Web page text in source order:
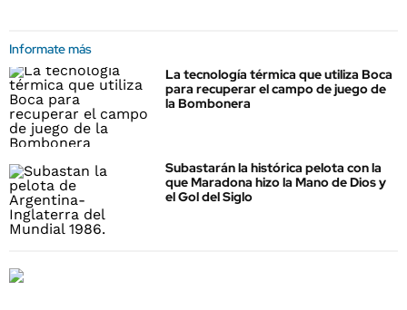
Informate más
La tecnología térmica que utiliza Boca
para recuperar el campo de juego de
la Bombonera
Subastarán la histórica pelota con la
que Maradona hizo la Mano de Dios y
el Gol del Siglo